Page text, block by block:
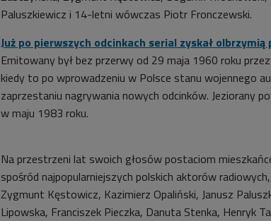
Paluszkiewicz i 14-letni wówczas Piotr Fronczewski.
Już po pierwszych odcinkach serial zyskał
Emitowany był bez przerwy od 29 maja 1960 roku
kiedy to po wprowadzeniu w Polsce stanu wojennego
zaprzestaniu nagrywania nowych odcinków. Jeziorany
w maju 1983 roku.
Na przestrzeni lat swoich głosów postaciom
spośród najpopularniejszych polskich aktorów
Zygmunt Kęstowicz, Kazimierz Opaliński, Janusz
Lipowska, Franciszek Pieczka, Danuta Stenka, Henryk